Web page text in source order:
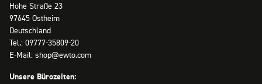
Hohe Straße 23
97645 Ostheim
Deutschland
Tel.: 09777-35809-20
E-Mail: shop@ewto.com
Unsere Bürozeiten: